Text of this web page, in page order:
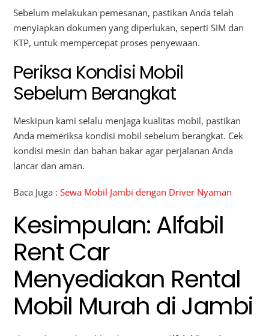
Sebelum melakukan pemesanan, pastikan Anda telah
menyiapkan dokumen yang diperlukan, seperti SIM dan
KTP, untuk mempercepat proses penyewaan.
Periksa Kondisi Mobil
Sebelum Berangkat
Meskipun kami selalu menjaga kualitas mobil, pastikan
Anda memeriksa kondisi mobil sebelum berangkat. Cek
kondisi mesin dan bahan bakar agar perjalanan Anda
lancar dan aman.
Baca Juga :Sewa Mobil Jambi dengan Driver Nyaman
Kesimpulan: Alfabil
Rent Car
Menyediakan Rental
Mobil Murah di Jambi